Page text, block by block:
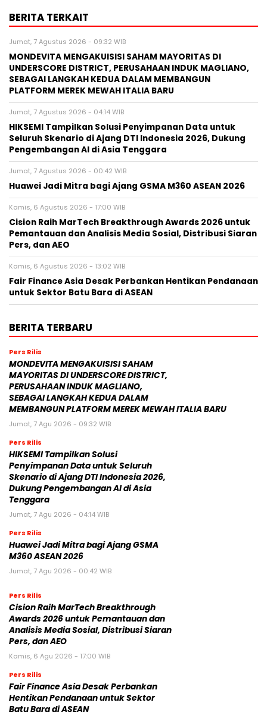
BERITA TERKAIT
Jumat, 7 Agustus 2026 - 09:32 WIB
MONDEVITA MENGAKUISISI SAHAM MAYORITAS DI
UNDERSCORE DISTRICT, PERUSAHAAN INDUK MAGLIANO,
SEBAGAI LANGKAH KEDUA DALAM MEMBANGUN
PLATFORM MEREK MEWAH ITALIA BARU
Jumat, 7 Agustus 2026 - 04:14 WIB
HIKSEMI Tampilkan Solusi Penyimpanan Data untuk
Seluruh Skenario di Ajang DTI Indonesia 2026, Dukung
Pengembangan AI di Asia Tenggara
Jumat, 7 Agustus 2026 - 00:42 WIB
Huawei Jadi Mitra bagi Ajang GSMA M360 ASEAN 2026
Kamis, 6 Agustus 2026 - 17:00 WIB
Cision Raih MarTech Breakthrough Awards 2026 untuk
Pemantauan dan Analisis Media Sosial, Distribusi Siaran
Pers, dan AEO
Kamis, 6 Agustus 2026 - 13:02 WIB
Fair Finance Asia Desak Perbankan Hentikan Pendanaan
untuk Sektor Batu Bara di ASEAN
BERITA TERBARU
Pers Rilis
MONDEVITA MENGAKUISISI SAHAM
MAYORITAS DI UNDERSCORE DISTRICT,
PERUSAHAAN INDUK MAGLIANO,
SEBAGAI LANGKAH KEDUA DALAM
MEMBANGUN PLATFORM MEREK MEWAH ITALIA BARU
Jumat, 7 Agu 2026 - 09:32 WIB
Pers Rilis
HIKSEMI Tampilkan Solusi
Penyimpanan Data untuk Seluruh
Skenario di Ajang DTI Indonesia 2026,
Dukung Pengembangan AI di Asia
Tenggara
Jumat, 7 Agu 2026 - 04:14 WIB
Pers Rilis
Huawei Jadi Mitra bagi Ajang GSMA
M360 ASEAN 2026
Jumat, 7 Agu 2026 - 00:42 WIB
Pers Rilis
Cision Raih MarTech Breakthrough
Awards 2026 untuk Pemantauan dan
Analisis Media Sosial, Distribusi Siaran
Pers, dan AEO
Kamis, 6 Agu 2026 - 17:00 WIB
Pers Rilis
Fair Finance Asia Desak Perbankan
Hentikan Pendanaan untuk Sektor
Batu Bara di ASEAN